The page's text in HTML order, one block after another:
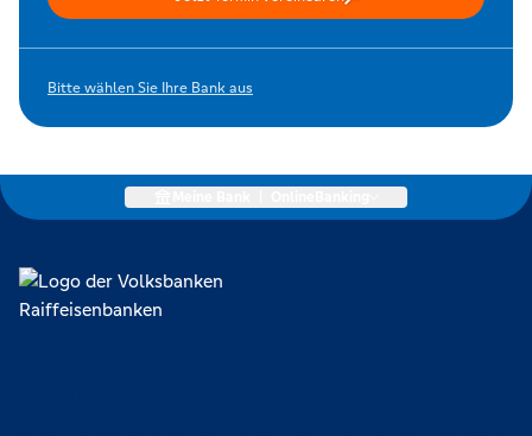
Bitte wählen Sie Ihre Bank aus